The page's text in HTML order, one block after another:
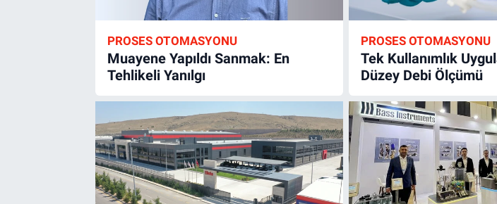
PROSES OTOMASYONU
Muayene Yapıldı Sanmak: En
Tehlikeli Yanılgı
PROSES OTOMASYONU
Tek Kullanımlık
Düzey Debi Ölçümü